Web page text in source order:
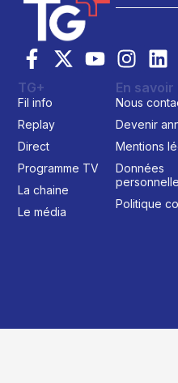
TG+
Fil info
Replay
Direct
Programme TV
La chaine
Le média
En savoir
Nous
Devenir
Mentions
Données
Politique